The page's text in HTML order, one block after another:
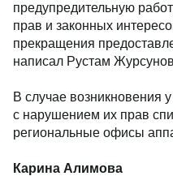
предупредительную
прав и законных
прекращения
написал Рустам
В случае возникновения
с нарушением их прав
региональные офисы
Карина Алимова